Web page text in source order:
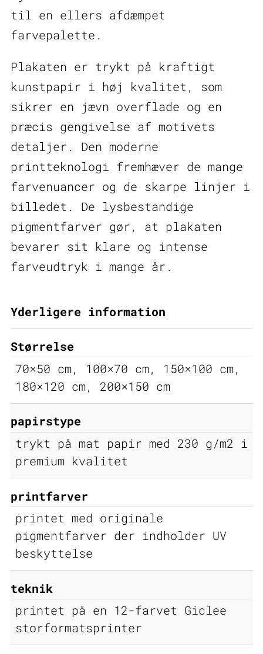
til en ellers afdæmpet
farvepalette.
Plakaten er trykt på kraftigt
kunstpapir i høj kvalitet, som
sikrer en jævn overflade og en
præcis gengivelse af motivets
detaljer. Den moderne
printteknologi fremhæver de mange
farvenuancer og de skarpe linjer i
billedet. De lysbestandige
pigmentfarver gør, at plakaten
bevarer sit klare og intense
farveudtryk i mange år.
Yderligere information
Størrelse
70×50 cm, 100×70 cm, 150×100 cm,
180×120 cm, 200×150 cm
papirstype
trykt på mat papir med 230 g/m2 i
premium kvalitet
printfarver
printet med originale
pigmentfarver der indholder UV
beskyttelse
teknik
printet på en 12-farvet Giclee
storformatsprinter